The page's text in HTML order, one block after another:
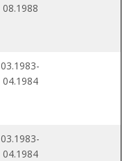
08.1988
03.1983-
04.1984
03.1983-
04.1984